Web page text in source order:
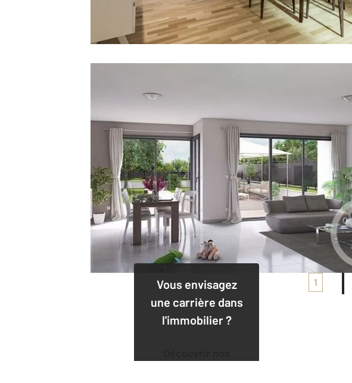
Vous envisagez
une carrière dans
l'immobilier ?
1